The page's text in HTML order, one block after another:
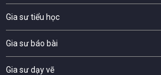
Gia sư tiểu học
Gia sư báo bài
Gia sư dạy vẽ